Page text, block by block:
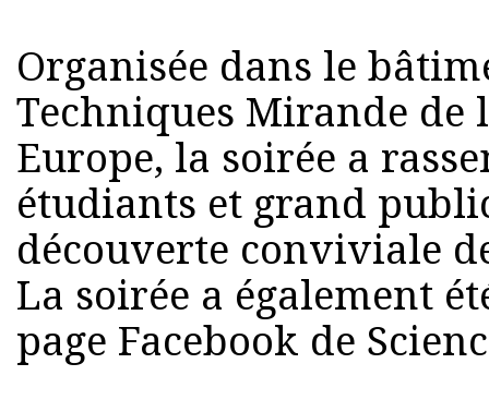
Organisée dans le
Techniques Mirande de
Europe, la soirée a
étudiants et grand
découverte conviviale
La soirée a également
page Facebook de